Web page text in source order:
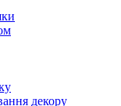
декору